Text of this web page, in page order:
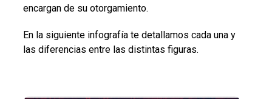
encargan de su otorgamiento.
En la siguiente infografía te detallamos cada una y
las diferencias entre las distintas figuras.